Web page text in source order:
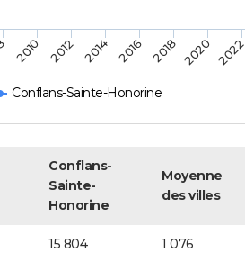
Conflans-Sainte-Honorine
2010 2012 2014 2016 2018 2020 2022
Conflans-
Sainte-
Honorine
Moyenne
des villes
15 804 1 076